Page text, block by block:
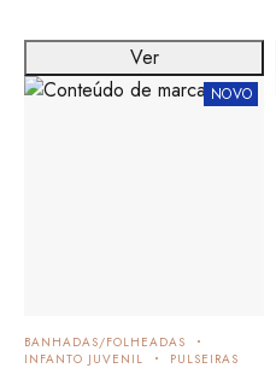
NOVO
BANHADAS/FOLHEADAS
INFANTO JUVENIL
PULSEIRAS
Ver